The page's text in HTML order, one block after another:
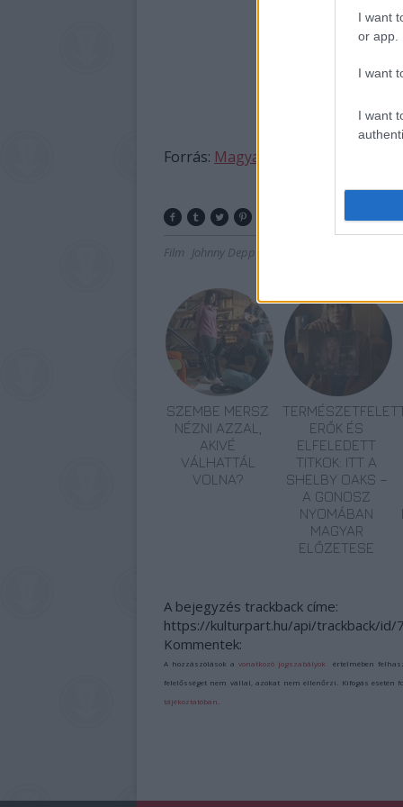
I want
or app.
I want
I want
Forrás: Magyar Film Adatbázis
Film Johnny Depp
SZEMBE MERSZ
NÉZNI AZZAL,
AKIVÉ
VÁLHATTÁL
VOLNA?
ERŐK ÉS
ELFELEDETT
TITKOK: ITT A
SHELBY OAKS –
A GONOSZ
NYOMÁBAN
MAGYAR
ELŐZETESE
A bejegyzés trackback címe:
https://kulturpart.hu/api/trackback/id/
Kommentek:
A hozzászólások avonatkozó jogszabályok értelmében
felelősséget nem vállal, azokat nem ellenőrzi. Kifogás esetén
tájékoztatóban